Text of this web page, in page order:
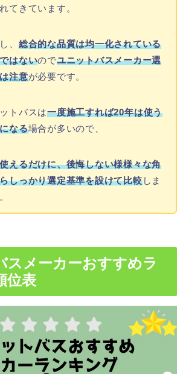
てきています。
、 総合的な品質は均一化されている
はないのでユニットバスメーカー選
注意が必要です。
トバスは一度施工すれば20年は使う
なる場合が多いので、
えるだけに、後悔しない様様々な角
しっかり選定基準を設けて比較しま
スメーカーおすすめラ
位表